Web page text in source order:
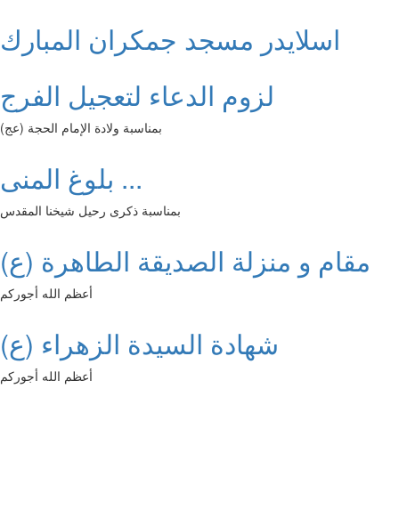
اسلايدر مسجد جمكران المبارك
لزوم الدعاء لتعجيل الفرج
بمناسبة ولادة الإمام الحجة (عج)
بلوغ المنى ...
بمناسبة ذكرى رحيل شيخنا المقدس
مقام و منزلة الصديقة الطاهرة (ع)
أعظم الله أجوركم
شهادة السيدة الزهراء (ع)
أعظم الله أجوركم